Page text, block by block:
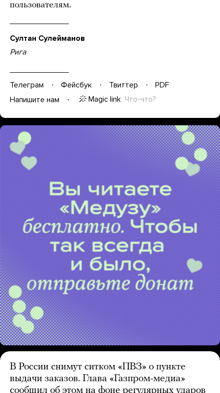
пользователям.
Султан Сулейманов
Рига
Телеграм Фейсбук Твиттер
PDF
Напишите нам
Magic link Что-что?
В России снимут ситком «ПВЗ» о пункте
выдачи заказов. Глава «Газпром-медиа»
сообщил об этом на фоне регулярных ударов